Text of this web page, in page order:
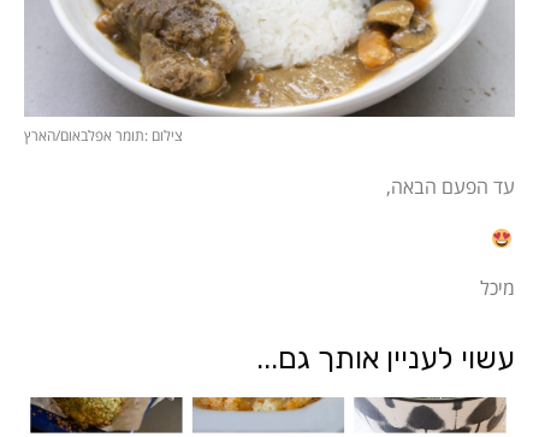
צילום :תומר אפלבאום/הארץ
עד הפעם הבאה,
מיכל
עשוי לעניין אותך גם...